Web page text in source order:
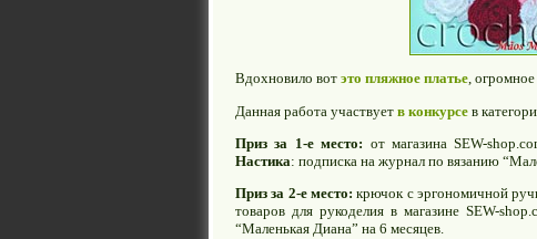
Вдохновило вот это пляжное платье,
Данная работа участвует в конкурсе в
Приз за 1-е место: от магазина SEW-
Настика: подписка на журнал по вязанию
Приз за 2-е место: крючок с эргономичной
товаров для рукоделия в магазине SEW-
“Маленькая Диана” на 6 месяцев.